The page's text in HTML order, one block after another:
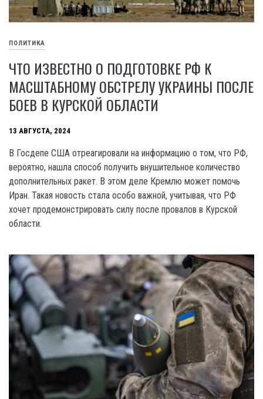
ПОЛИТИКА
ЧТО ИЗВЕСТНО О ПОДГОТОВКЕ РФ К
МАСШТАБНОМУ ОБСТРЕЛУ УКРАИНЫ ПОСЛЕ
БОЕВ В КУРСКОЙ ОБЛАСТИ
13 АВГУСТА, 2024
В Госдепе США отреагировали на информацию о том, что РФ,
вероятно, нашла способ получить внушительное количество
дополнительных ракет. В этом деле Кремлю может помочь
Иран. Такая новость стала особо важной, учитывая, что РФ
хочет продемонстрировать силу после провалов в Курской
области.